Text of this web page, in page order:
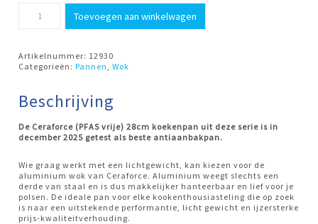
30cm
aantal
Toevoegen aan winkelwagen
Artikelnummer: 12930
Categorieën:Pannen ,Wok
Beschrijving
De Ceraforce (PFAS vrije) 28cm koekenpan uit deze serie is in
december 2025 getest als beste antiaanbakpan.
Wie graag werkt met een lichtgewicht, kan kiezen voor de
aluminium wok van Ceraforce. Aluminium weegt slechts een
derde van staal en is dus makkelijker hanteerbaar en lief voor je
polsen. De ideale pan voor elke kookenthousiasteling die op zoek
is naar een uitstekende performantie, licht gewicht en ijzersterke
prijs-kwaliteitverhouding.